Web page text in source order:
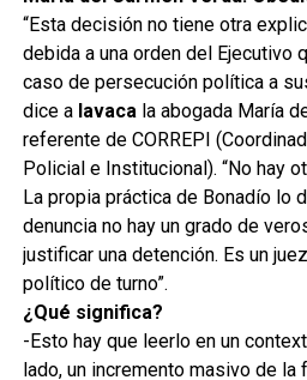
“Esta decisión no tiene otra
debida a una orden del Ejecutivo
caso de persecución política a
dice a lavacala abogada María
referente de CORREPI
Policial e Institucional). “No hay
La propia práctica de Bonadío lo
denuncia no hay un grado de
justificar una detención. Es un
político de turno”.
¿Qué significa?
-Esto hay que leerlo en un
lado, un incremento masivo de la